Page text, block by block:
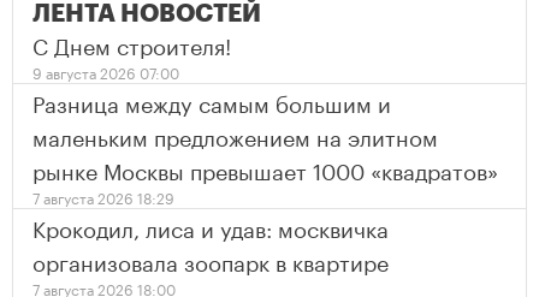
ЛЕНТА НОВОСТЕЙ
С Днем строителя!
9 августа 2026 07:00
Разница между самым большим и
маленьким предложением на элитном
рынке Москвы превышает 1000 «квадратов»
7 августа 2026 18:29
Крокодил, лиса и удав: москвичка
организовала зоопарк в квартире
7 августа 2026 18:00